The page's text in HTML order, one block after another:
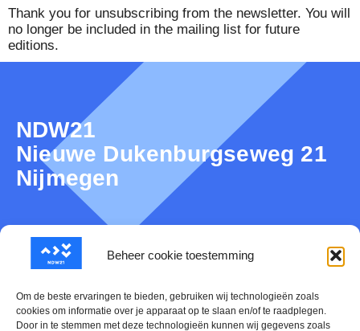
Beheer cookie toestemming
Om de beste ervaringen te bieden, gebruiken wij technologieën zoals
cookies om informatie over je apparaat op te slaan en/of te raadplegen.
Door in te stemmen met deze technologieën kunnen wij gegevens zoals
Thank you for unsubscribing from the newsletter. You will
no longer be included in the mailing list for future
editions.
NDW21
Nieuwe Dukenburgseweg 21
Nijmegen
Over NDW21
Nieuws